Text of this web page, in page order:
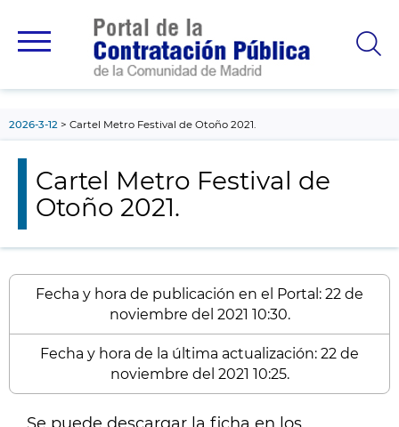
principal
2026-3-12 Cartel Metro Festival de Otoño 2021.
Cartel Metro Festival de
Otoño 2021.
Fecha y hora de publicación en el Portal: 22 de
noviembre del 2021 10:30.
Fecha y hora de la última actualización: 22 de
noviembre del 2021 10:25.